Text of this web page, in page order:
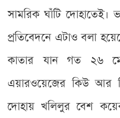
সামরিক ঘাঁটি দোহাতেই।
প্রতিবেদনে এটাও বলা
কাতার যান গত ২৬
এয়ারওয়েজের কিউ আর
দোহায় খলিলুর বেশ